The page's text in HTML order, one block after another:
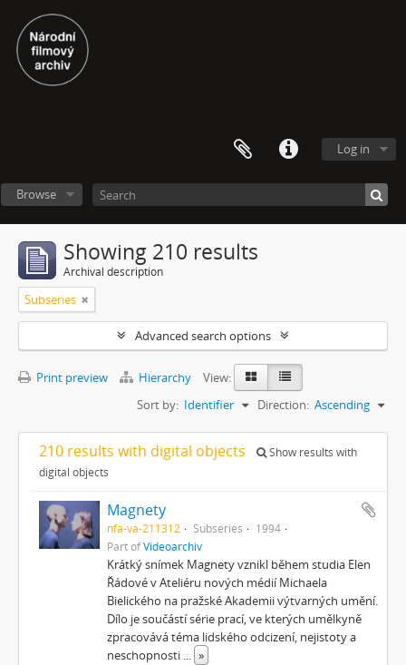
Log in
Browse
Showing 210 results
Archival description
Subseries
Advanced search options
Print preview Hierarchy
View:
Sort by: Identifier Direction: Ascending
210 results with digital objects
Show results with
digital objects
Magnety
nfa-va-211312 Subseries
1994
Part ofVideoarchiv
Krátký snímek Magnety vznikl během studia Elen
Řádové v Ateliéru nových médií Michaela
Bielického na pražské Akademii výtvarných umění.
Dílo je součástí série prací, ve kterých umělkyně
zpracovává téma lidského odcizení, nejistoty a
neschopnosti ... »